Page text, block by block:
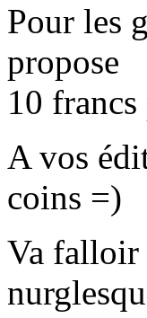
Pour les
propose
10
A vos
coins =)
Va falloir